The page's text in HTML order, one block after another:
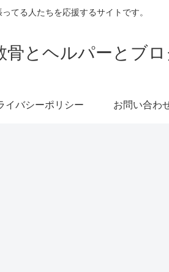
てる人たちを応援するサイトです。
とヘルパーとブ
イバシーポリシー お問い合わ